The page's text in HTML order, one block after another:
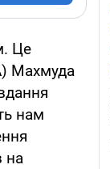
Це
Махмуда
нам
на